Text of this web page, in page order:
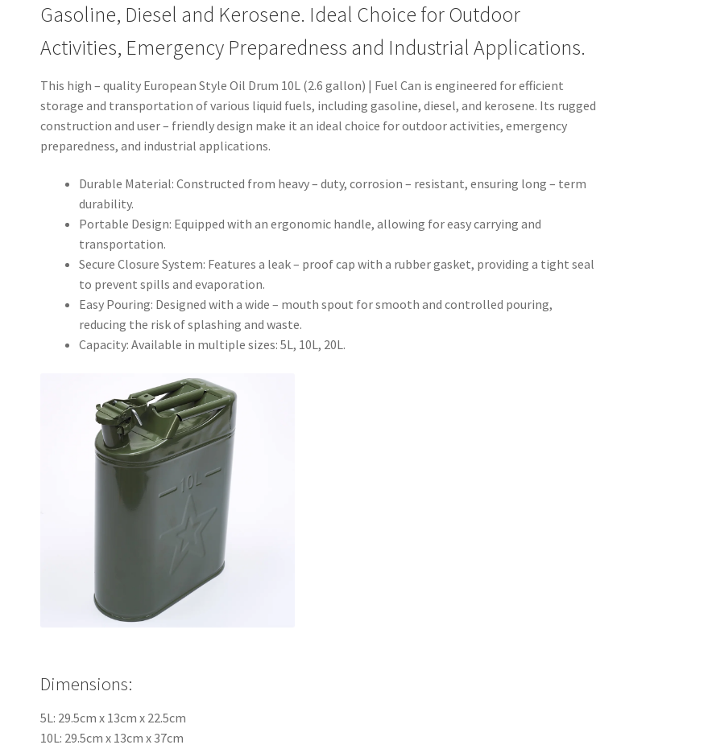
Gasoline, Diesel and Kerosene. Ideal Choice for Outdoor
Activities, Emergency Preparedness and Industrial Applications.
This high – quality European Style Oil Drum 10L (2.6 gallon) | Fuel Can is engineered for efficient
storage and transportation of various liquid fuels, including gasoline, diesel, and kerosene. Its rugged
construction and user – friendly design make it an ideal choice for outdoor activities, emergency
preparedness, and industrial applications.
Durable Material: Constructed from heavy – duty, corrosion – resistant, ensuring long – term
durability.
Portable Design: Equipped with an ergonomic handle, allowing for easy carrying and
transportation.
Secure Closure System: Features a leak – proof cap with a rubber gasket, providing a tight seal
to prevent spills and evaporation.
Easy Pouring: Designed with a wide – mouth spout for smooth and controlled pouring,
reducing the risk of splashing and waste.
Capacity: Available in multiple sizes: 5L, 10L, 20L.
Dimensions:
5L: 29.5cm x 13cm x 22.5cm​
10L: 29.5cm x 13cm x 37cm​​​